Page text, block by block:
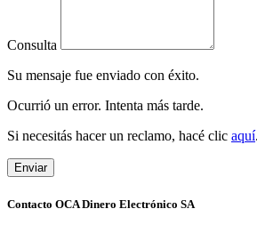
Consulta
Su mensaje fue enviado con éxito.
Ocurrió un error. Intenta más tarde.
Si necesitás hacer un reclamo, hacé clic aquí.
Enviar
Contacto OCA Dinero Electrónico SA